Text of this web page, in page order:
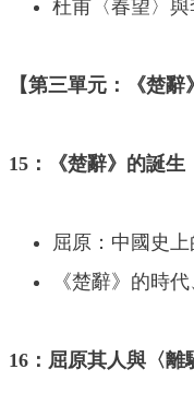
杜甫〈春望〉與
【第三單元：《楚辭
15：《楚辭》的誕生
屈原：中國史
《楚辭》的時
16：屈原其人與〈離